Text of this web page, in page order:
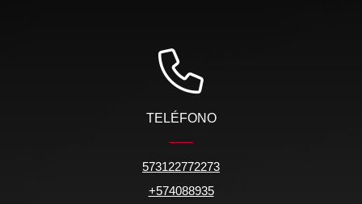
TELÉFONO
573122772273
+574088935